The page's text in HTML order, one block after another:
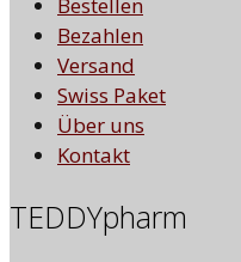
Bestellen
Bezahlen
Versand
Swiss Paket
Über uns
Kontakt
TEDDYpharm